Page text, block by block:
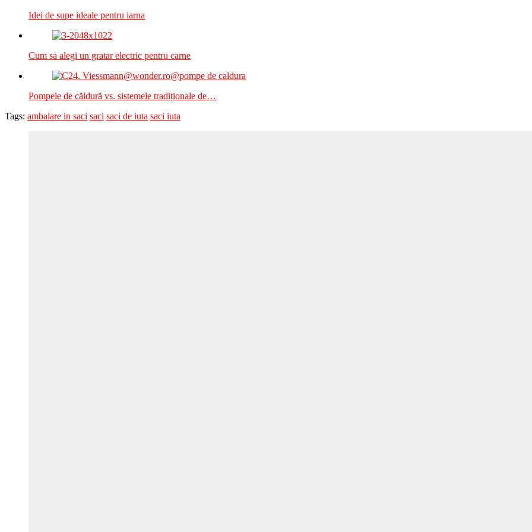
Idei de supe ideale pentru iarna
Cum sa alegi un gratar electric pentru carne
Pompele de căldură vs. sistemele tradiționale de…
Tags: ambalare in saci saci saci de iuta saci iuta